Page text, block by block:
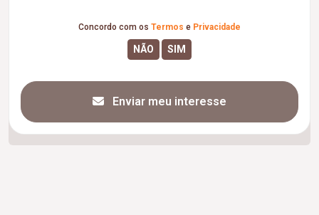
Concordo com os Termos e Privacidade
Enviar meu interesse